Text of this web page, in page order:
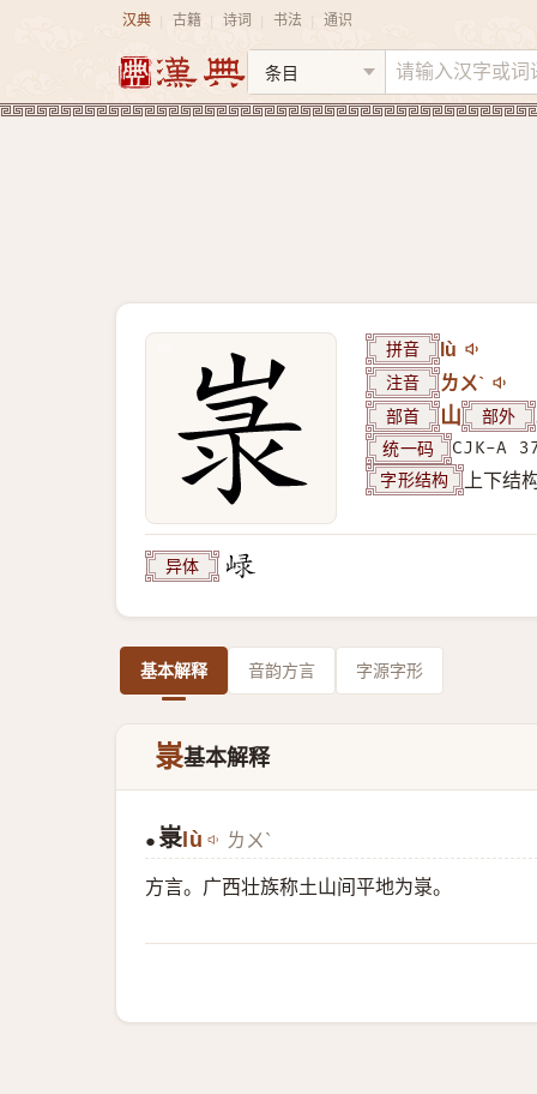
汉典 古籍 诗词 书法 通识
拼音 lù
注音 ㄌㄨˋ
部首 山 部外
统一码 CJK-A
字形结构 上下结
异体
基本解释 音韵方言 字源字形
㟤基本解释
● 㟤 lù ㄌㄨˋ
方言。广西壮族称土山间平地为㟤。